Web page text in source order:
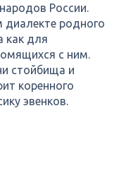
России.
диалекте родного
как для
с ним.
стойбища и
коренного
эвенков.